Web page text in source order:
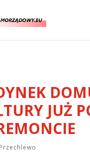
JUŻ
Przechlewo